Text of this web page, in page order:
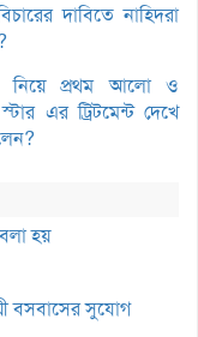
দাবিতে নাহিদরা
নিয়ে প্রথম আলো ও
এর ট্রিটমেন্ট দেখে
হয়
বসবাসের সুযোগ